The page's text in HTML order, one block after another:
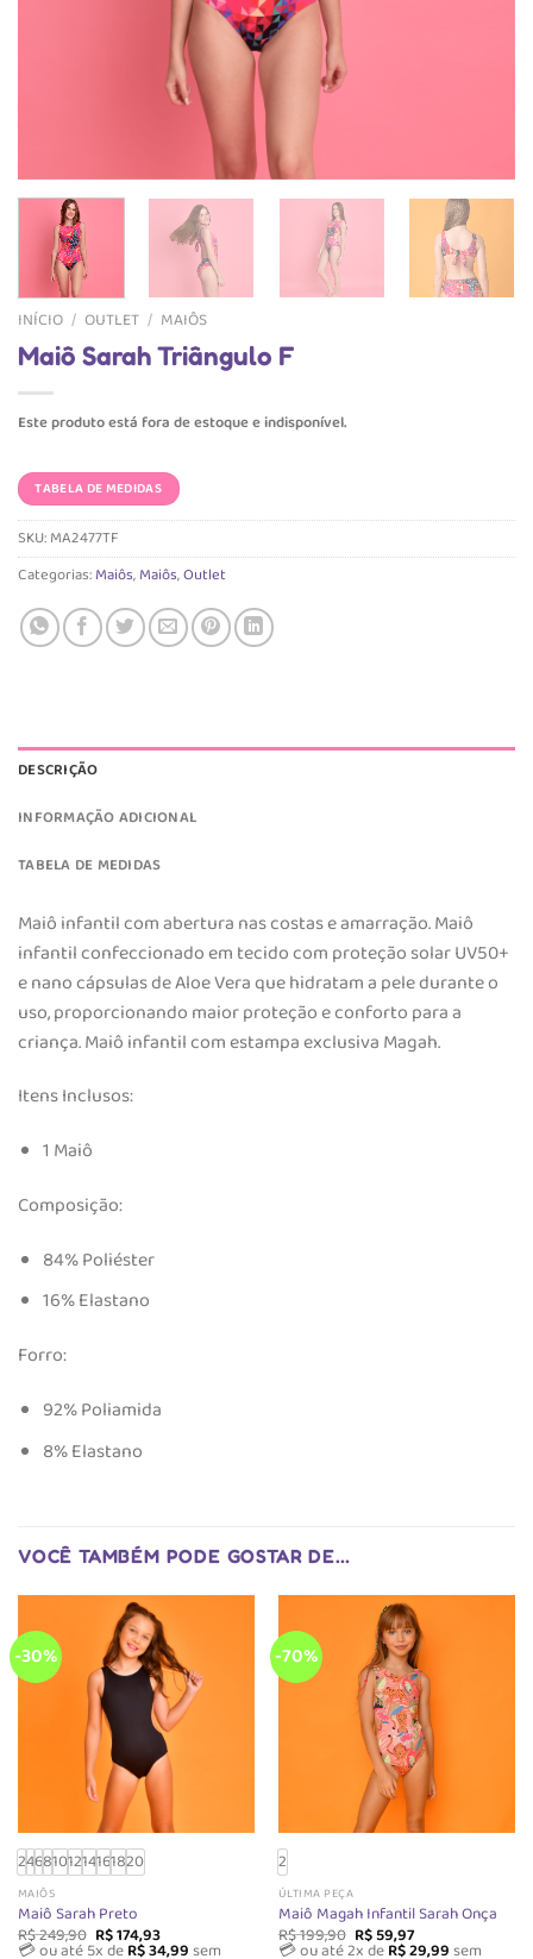
INÍCIO / OUTLET / MAIÔS
Maiô Sarah Triângulo F
Este produto está fora de estoque e indisponível.
TABELA DE MEDIDAS
SKU:MA2477TF
Categorias:Maiôs,Maiôs,Outlet
DESCRIÇÃO
INFORMAÇÃO ADICIONAL
TABELA DE MEDIDAS
Maiô infantil com abertura nas costas e amarração. Maiô
infantil confeccionado em tecido com proteção solar UV50+
e nano cápsulas de Aloe Vera que hidratam a pele durante o
uso, proporcionando maior proteção e conforto para a
criança. Maiô infantil com estampa exclusiva Magah.
Itens Inclusos:
1 Maiô
Composição:
84% Poliéster
16% Elastano
Forro:
92% Poliamida
8% Elastano
VOCÊ TAMBÉM PODE GOSTAR DE…
-30%
2468101214161820
MAIÔS
Maiô Sarah Preto
R$249,90 O
preço
R$174,93O
preço
💳 ou até 5x deR$34,99sem
-70%
2
ÚLTIMA PEÇA
Maiô Magah Infantil Sarah Onça
R$199,90 O
preço
R$59,97O
preço
💳 ou até 2x deR$29,99sem